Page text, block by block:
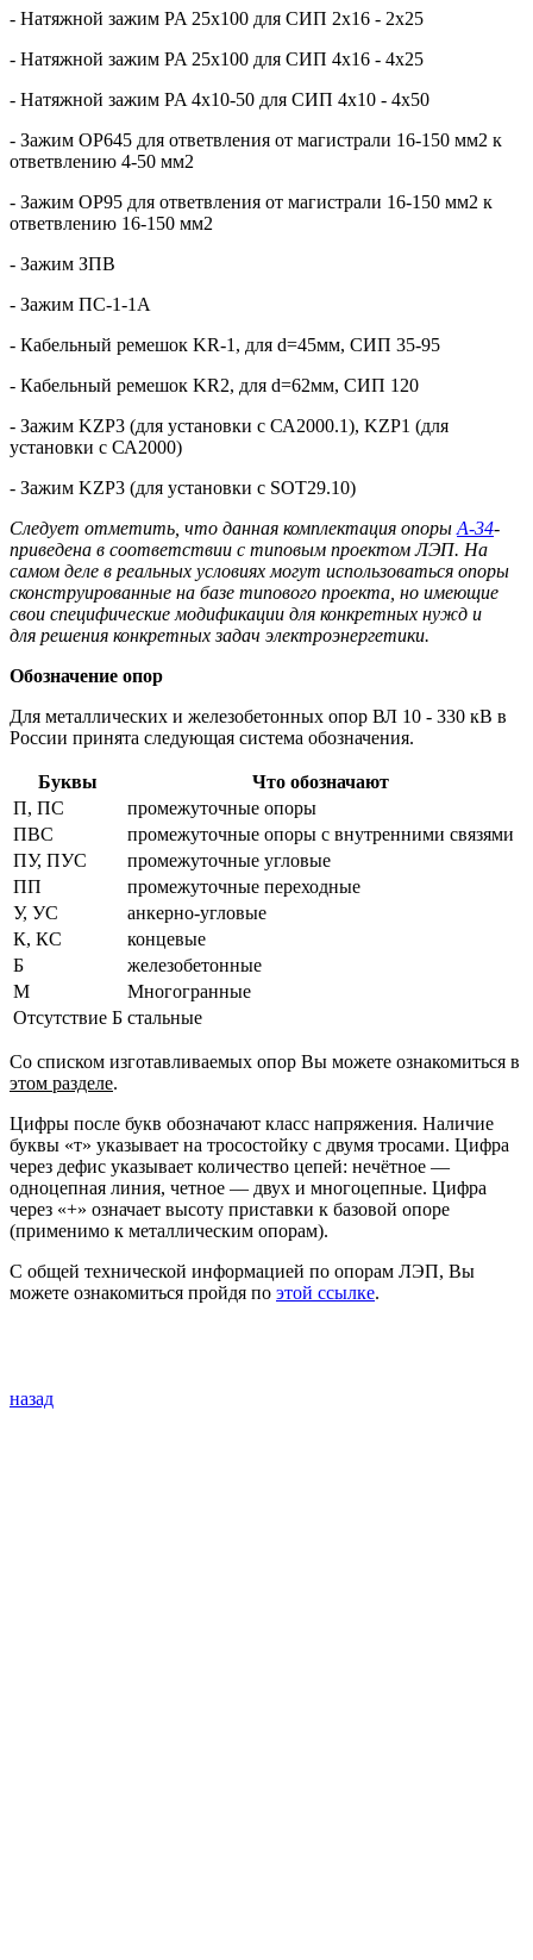
- Натяжной зажим PA 25х100 для СИП 2х16 - 2х25
- Натяжной зажим PA 25х100 для СИП 4х16 - 4х25
- Натяжной зажим PA 4х10-50 для СИП 4х10 - 4х50
- Зажим ОР645 для ответвления от магистрали 16-150 мм2 к
ответвлению 4-50 мм2
- Зажим ОР95 для ответвления от магистрали 16-150 мм2 к
ответвлению 16-150 мм2
- Зажим ЗПВ
- Зажим ПС-1-1А
- Кабельный ремешок KR-1, для d=45мм, СИП 35-9­5
- Кабельный ремешок KR2, для d=62мм, СИП 120
- Зажим KZP3 (для установки с СА2000.1), KZP1 (для
установки с СА2000)
- Зажим KZP3 (для установки с SOT29.10)
Следует отметить, что данная комплектация опоры ­­­А-34­
приведена в соответствии с типовым проектом ЛЭП. На
самом деле в реальных условиях могут использоваться опоры
сконструированные на базе типового проекта, но имеющие
свои специфические модификации для конкретных нужд и
для решения конкретных задач электроэнергетики.
Обозначение опор
Для металлических и железобетонных опор ВЛ 10 - 330 кВ в
России принята следующая система обозначения.
Буквы
Что обозначают
П, ПС
промежуточные опоры
ПВС
промежуточные опоры с внутренними связями
ПУ, ПУС
промежуточные угловые
ПП
промежуточные переходные
У, УС
анкерно-угловые
К, КС
концевые
Б
железобетонные
М
Многогранные
Отсутствие Б стальные
Со списком изготавливаемых опор Вы можете ознакомиться в
этом разделе.
Цифры после букв обозначают класс напряжения. Наличие
буквы «т» указывает на тросостойку с двумя тросами. Цифра
через дефис указывает количество цепей: нечётное —
одноцепная линия, четное — двух и многоцепные. Цифра
через «+» означает высоту приставки к базовой опоре
(применимо к металлическим опорам).
С общей технической информацией по опорам ЛЭП, Вы
можете ознакомиться пройдя по этой ссылке.
назад